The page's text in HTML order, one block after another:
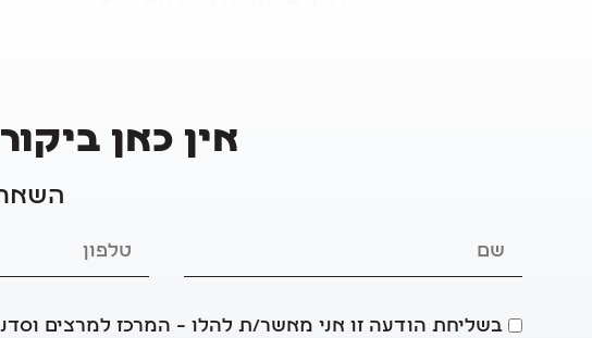
אין כאן
בשליחת הודעה זו אני מאשר/ת להלו – המרכז למרצים